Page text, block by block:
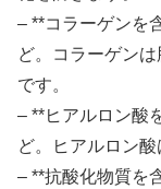
– **コラーゲンを
ど。コラーゲン
です。
– **ヒアルロン酸
ど。ヒアルロン酸
– **抗酸化物質を